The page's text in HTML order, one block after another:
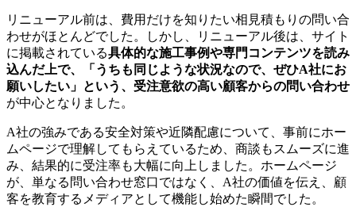
リニューアル前は、費用だけを知りたい相見積もりの問い合
わせがほとんどでした。しかし、リニューアル後は、サイト
に掲載されている具体的な施工事例や専門コンテンツを読み
込んだ上で、「うちも同じような状況なので、ぜひA社にお
願いしたい」という、受注意欲の高い顧客からの問い合わせ
が中心となりました。
A社の強みである安全対策や近隣配慮について、事前にホー
ムページで理解してもらえているため、商談もスムーズに進
み、結果的に受注率も大幅に向上しました。ホームページ
が、単なる問い合わせ窓口ではなく、A社の価値を伝え、顧
客を教育するメディアとして機能し始めた瞬間でした。